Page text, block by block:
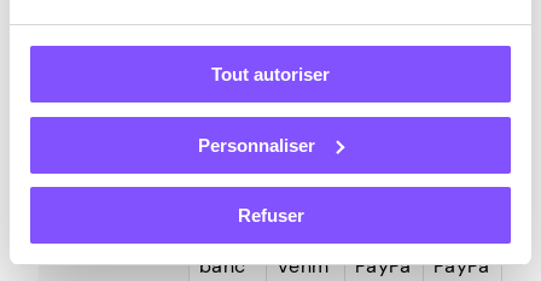
Tout autoriser
Personnaliser
Refuser
s
tâche
s
ses
tâche
to
PayPa
l,
virem
ents
banc
PayPa
l,
Bitcoi
n,
Venm
s-
ux,
PayPa
ent
ire,
PayPa